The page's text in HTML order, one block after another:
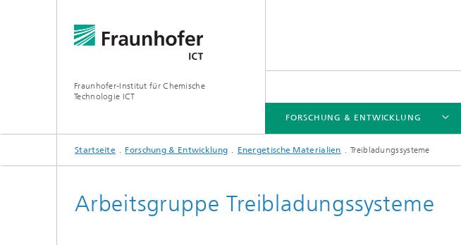
Fraunhofer-Institut für Chemische
Technologie ICT
FORSCHUNG & ENTWICKLUNG
FORSCHUNG & ENTWICKLUNG
Startseite Forschung & Entwicklung Energetische Materialien Treibladungssysteme
Arbeitsgruppe Treibladungssysteme